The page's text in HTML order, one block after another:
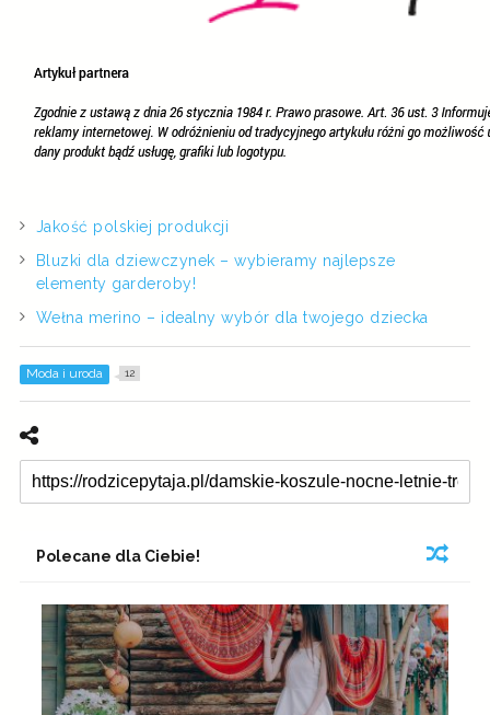
Jakość polskiej produkcji
Bluzki dla dziewczynek – wybieramy najlepsze
elementy garderoby!
Wełna merino – idealny wybór dla twojego dziecka
Moda i uroda 12
Polecane dla Ciebie!